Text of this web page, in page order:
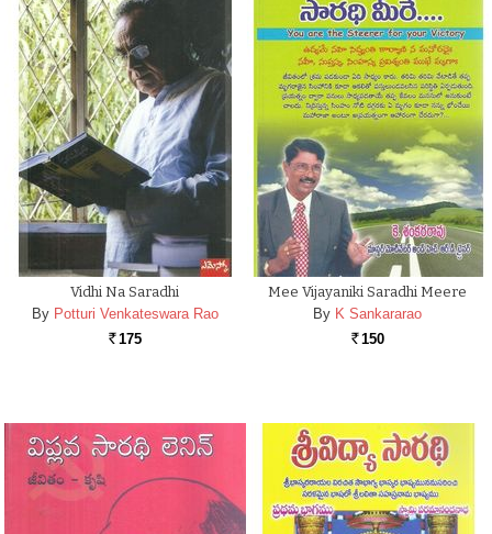
Vidhi Na Saradhi
By Potturi Venkateswara Rao
Rs. 175
Mee Vijayaniki Saradhi Meere
By K Sankararao
Rs. 150